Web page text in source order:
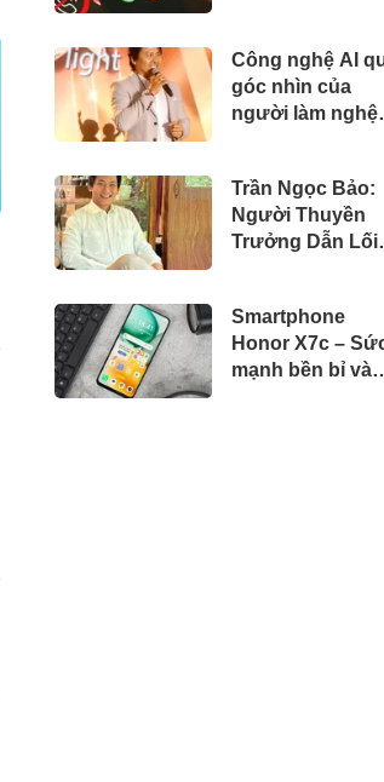
đầu năm 2024
Công nghệ AI
góc nhìn của
người làm nghệ
Trần Ngọc Bảo:
Người Thuyền
Trưởng Dẫn Lối
Smartphone
Honor X7c –
mạnh bền bỉ và